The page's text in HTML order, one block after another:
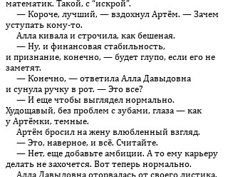
математик. Такой, с “искрой”.
— Короче, лучший, — вздохнул Артём. — Зачем
уступать кому-то.
Алла кивала и строчила, как бешеная.
— Ну, и финансовая стабильность,
и признание, конечно, — будет глупо, если его не
заметят.
— Конечно, — ответила Алла Давыдовна
и сунула ручку в рот. — Это все?
— И еще чтобы выглядел нормально.
Худощавый, без проблем с зубами, глаза — как
у Артёмки, темные.
Артём бросил на жену влюбленный взгляд.
— Это, наверное, и всё. Считайте.
— Нет, еще добавьте амбиции. А то ему карьеру
делать не захочется. Вот теперь нормально.
Алла Давыдовна оторвалась от своего листика.